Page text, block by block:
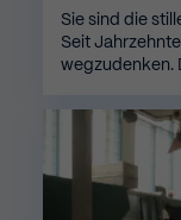
Sie sind die
Seit
wegzudenken.